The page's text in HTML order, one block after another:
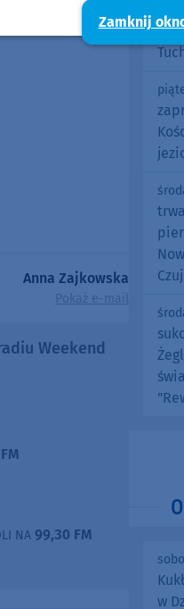
Anna Zajkowska
Pokaż e-mail
Weekend
NA 99,30 FM
w
Zamknij